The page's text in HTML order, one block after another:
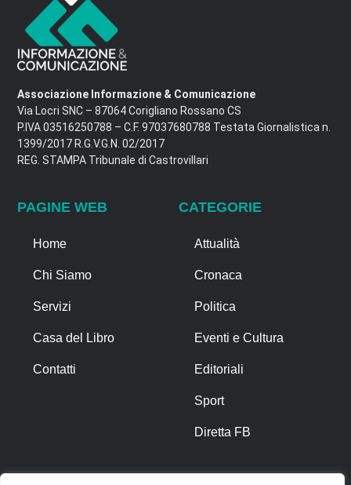
Associazione Informazione & Comunicazione
Via Locri SNC – 87064 Corigliano Rossano CS
P.IVA 03516250788 – C.F. 97037680788 Testata Giornalistica n.
1399/2017 R.G.V.G.N. 02/2017
REG. STAMPA Tribunale di Castrovillari
PAGINE WEB
Home
Chi Siamo
Servizi
Casa del Libro
Contatti
CATEGORIE
Attualità
Cronaca
Politica
Eventi e Cultura
Editoriali
Sport
Diretta FB